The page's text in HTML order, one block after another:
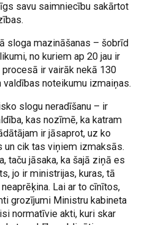
savu saimniecību sakārtot
sloga mazināšanas – šobrīd
no kuriem ap 20 jau ir
ir vairāk nekā 130
noteikumu izmaiņas.
slogu neradīšanu – ir
kas nozīmē, ka katram
ir jāsaprot, uz ko
cik tas viņiem izmaksās.
taču jāsaka, ka šajā ziņā es
jo ir ministrijas, kuras, tā
Lai ar to cīnītos,
grozījumi Ministru kabineta
normatīvie akti, kuri skar